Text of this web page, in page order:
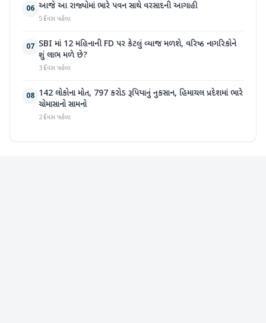
06 આજે આ રાજ્યોમાં ભારે પવન સાથે વરસાદની આગાહી
5 દિવસ પહેલા
07 SBI માં 12 મહિનાની FD પર કેટલું વ્યાજ મળશે, વરિષ્ઠ નાગરિકોને
શું લાભ મળે છે?
3 દિવસ પહેલા
08 142 લોકોના મોત, 797 કરોડ રૂપિયાનું નુકસાન, હિમાચલ પ્રદેશમાં ભારે
ચોમાસાનો સામનો
2 દિવસ પહેલા